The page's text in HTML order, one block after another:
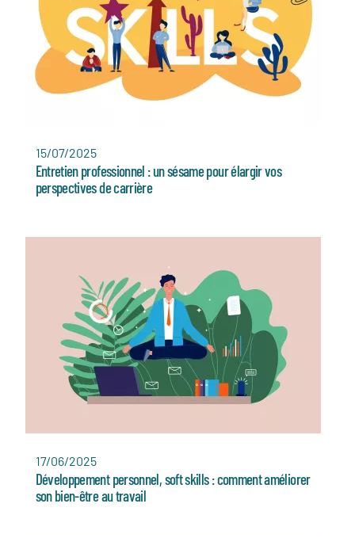
15/07/2025
Entretien professionnel : un sésame pour élargir vos
perspectives de carrière
17/06/2025
Développement personnel, soft skills : comment améliorer
son bien-être au travail